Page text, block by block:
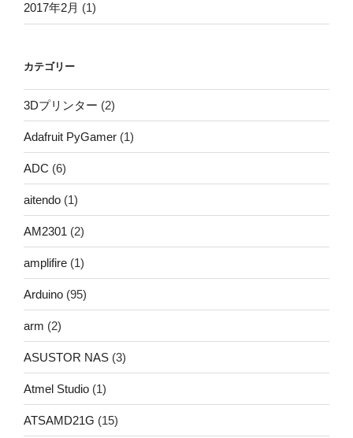
2017年2月 (1)
カテゴリー
3Dプリンター (2)
Adafruit PyGamer (1)
ADC (6)
aitendo (1)
AM2301 (2)
amplifire (1)
Arduino (95)
arm (2)
ASUSTOR NAS (3)
Atmel Studio (1)
ATSAMD21G (15)